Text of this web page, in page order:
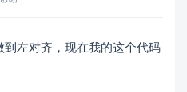
左对齐，现在我的这个代码